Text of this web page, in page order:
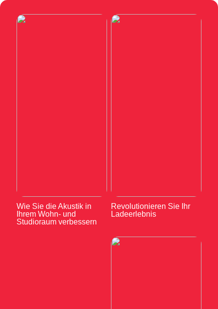
Wie Sie die Akustik in
Ihrem Wohn- und
Studioraum verbessern
Revolutionieren Sie Ihr
Ladeerlebnis